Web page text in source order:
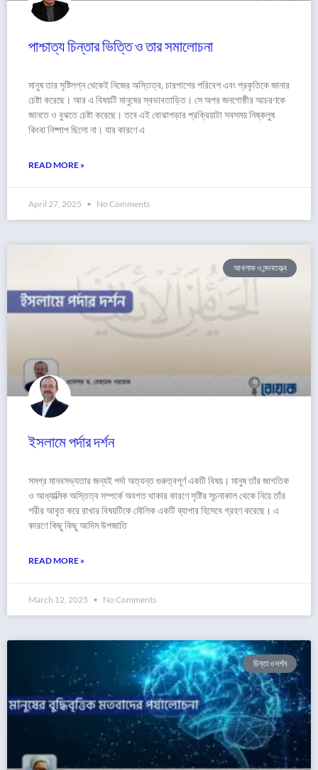
পাশ্চাত্য চিন্তার ভিত্তি ও তার সমালোচনা
মানুষ তার সৃষ্টিলগ্ন থেকেই নিজের অস্তিত্ব, চারপাশের পরিবেশ এবং প্রকৃতিকে জানার
চেষ্টা করেছে। আর এ বিষয়টি মানুষের স্বভাবতাড়িত। সে অপর জনগোষ্ঠীর আচরণকে
জানতে ও বুঝতে চেষ্টা করেছে। তবে এই বোঝাপড়ার প্রক্রিয়াটা সবসময় নিষ্কলুষ
কিংবা নিষ্পাপ ছিলো না। যার কারণে এ
READ MORE »
April 27, 2025 No Comments
আখলাক ও নন্দনতত্ত্ব
ইসলামে পর্দার দর্শন
সমগ্র মানবসভ্যতার জন্যই পর্দা অত্যন্ত গুরুত্বপূর্ণ একটি বিষয়। মানুষ তাঁর জাগতিক
ও আধ্যাত্মিক অস্তিত্ব সম্পর্কে অবগত থাকার কারণে সৃষ্টির সূচনাকাল থেকে নিয়ে তাঁর
শরীর আবৃত করে রাখার বিষয়টিকে মৌলিক একটি ব্যাপার হিসেবে গ্রহণ করেছে। এ
কারণে কিছু কিছু আদিম উপজাতি
READ MORE »
March 12, 2025 No Comments
চিন্তা ও দর্শন